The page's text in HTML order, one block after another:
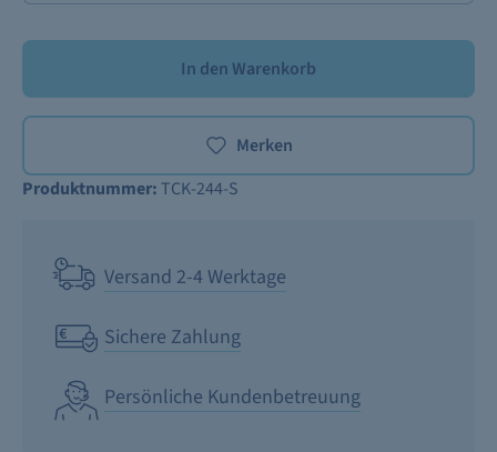
In den Warenkorb
Merken
Produktnummer: TCK-244-S
Versand 2-4 Werktage
Sichere Zahlung
Persönliche Kundenbetreuung